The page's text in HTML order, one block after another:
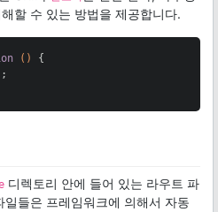
할 수 있는 방법을 제공합니다.
()
{
;
디렉토리 안에 들어 있는 라우트 파
들은 프레임워크에 의해서 자동